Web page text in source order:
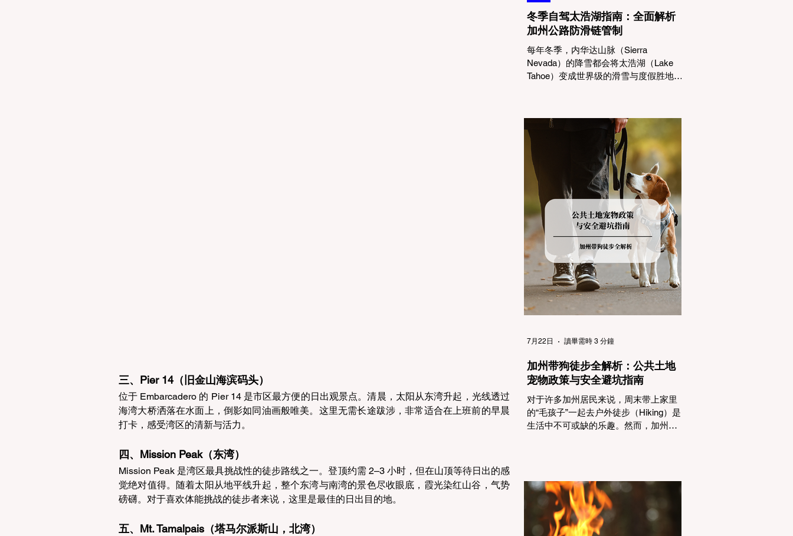
三、Pier 14（旧金山海滨码头）
位于 Embarcadero 的 Pier 14 是市区最方便的日出观景点。清晨，太阳从东湾升起，光线透过
海湾大桥洒落在水面上，倒影如同油画般唯美。这里无需长途跋涉，非常适合在上班前的早晨
打卡，感受湾区的清新与活力。
四、Mission Peak（东湾）
Mission Peak 是湾区最具挑战性的徒步路线之一。登顶约需 2–3 小时，但在山顶等待日出的感
觉绝对值得。随着太阳从地平线升起，整个东湾与南湾的景色尽收眼底，霞光染红山谷，气势
磅礴。对于喜欢体能挑战的徒步者来说，这里是最佳的日出目的地。
五、Mt. Tamalpais（塔马尔派斯山，北湾）
冬季自驾太浩湖指南：全面解析
加州公路防滑链管制
每年冬季，内华达山脉（Sierra
Nevada）的降雪都会将太浩湖（Lake
Tahoe）变成世界级的滑雪与度假胜地。
交通局 (Caltrans) 严格的防滑链管制
(Chain Controls)。 不了解这些规定，不
仅可能面临高额罚单或被公路巡警
（CHP）劝返，更可能在冰雪路面上引
发严重的安全事故。本文将为您系统解
析加州的防滑链政策，帮助您明确自己
的车型在不同路况下的具体要求，并为
出行做好充足准备。 一、 核心概念：看
懂加州 R1, R2, R3 管制级别 当恶劣天气
来袭，加州交通局会在公路上启动防滑
链管制，并通过电子路牌指示当前的管
制级别。加州采用三个递进的级别（R1
至R3）来规范通行车辆： R1 管制
(Requirement 1) 规定内容： 所有车辆必
须安装防滑链。 豁免条件： 乘用车
（Light Trucks）只要配备了雪地轮胎
加州带狗徒步全解析：公共土地
宠物政策与安全避坑指南
对于许多加州居民来说，周末带上家里
的“毛孩子”一起去户外徒步（Hiking）是
生活中不可或缺的乐趣。然而，加州拥
到了步道口才绝望地看到一块大大的
"No Dogs on Trail"（步道严禁犬只） 的
指示牌，这无疑会彻底毁掉整个周末。
为了避免“带狗碰壁”，您必须在出发前清
7月22日 讀畢需時 3 分鐘